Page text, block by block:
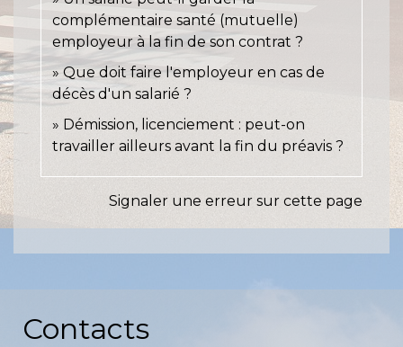
complémentaire santé (mutuelle)
employeur à la fin de son contrat ?
Que doit faire l'employeur en cas de
décès d'un salarié ?
Démission, licenciement : peut-on
travailler ailleurs avant la fin du préavis ?
Signaler une erreur sur cette page
Contacts